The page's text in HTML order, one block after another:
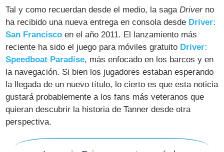
Tal y como recuerdan desde el medio, la sagaDriverno
ha recibido una nueva entrega en consola desde Driver:
San Francisco en el año 2011. El lanzamiento más
reciente ha sido el juego para móviles gratuito Driver:
Speedboat Paradise, más enfocado en los barcos y en
la navegación. Si bien los jugadores estaban esperando
la llegada de un nuevo título, lo cierto es que esta noticia
gustará probablemente a los fans más veteranos que
quieran descubrir la historia de Tanner desde otra
perspectiva.